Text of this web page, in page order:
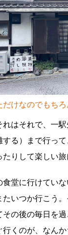
だけなのでもち
れはそれで、一
する）まで行っ
りして楽しい旅
食堂に行けてい
たいつか行こう
その後の毎日を
くのが、なん